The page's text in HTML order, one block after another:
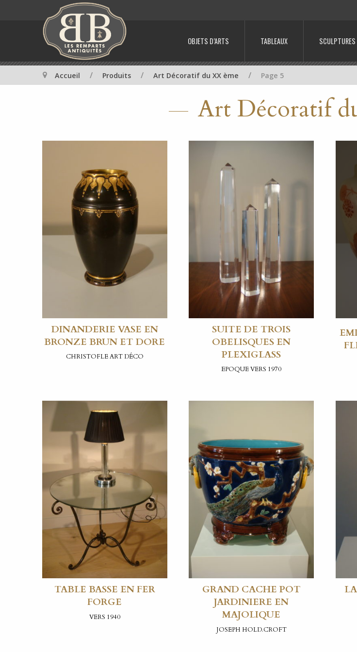
OBJETS D’ARTS TABLEAUX SCULPTURES
Accueil / Produits / Art Décoratif du XX ème / Page 5
Art Décoratif
DINANDERIE VASE EN
BRONZE BRUN ET DORE
CHRISTOFLE ART DÉCO
SUITE DE TROIS
OBELISQUES EN
PLEXIGLASS
EPOQUE VERS 1970
TABLE BASSE EN FER
FORGE
VERS 1940
GRAND CACHE POT
JARDINIERE EN
MAJOLIQUE
JOSEPH HOLD.CROFT